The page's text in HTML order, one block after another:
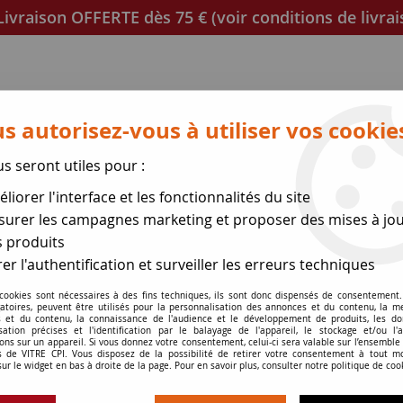
OFFERTE dès 75 € (voir conditions de
Mica et joint à découper Joints de porte
des expéditions le 17
GODIN >cheminée CANTOU 14kw
cheminée
autorisez-vous à utiliser vos
seront utiles pour :
l'interface et les fonctionnalités du site
les campagnes marketing et proposer des mises à
produits
l'authentification et surveiller les erreurs techniques
sont nécessaires à des fins techniques, ils sont donc dispensés de
peuvent être utilisés pour la personnalisation des annonces et du contenu, la
et du contenu, la connaissance de l'audience et le développement de produits, les
précises et l'identification par le balayage de l'appareil, le stockage et/ou
sur un appareil. Si vous donnez votre consentement, celui-ci sera valable sur l’ensemble
de VITRE CPI. Vous disposez de la possibilité de retirer votre consentement à tout
le widget en bas à droite de la page. Pour en savoir plus, consulter notre politique de